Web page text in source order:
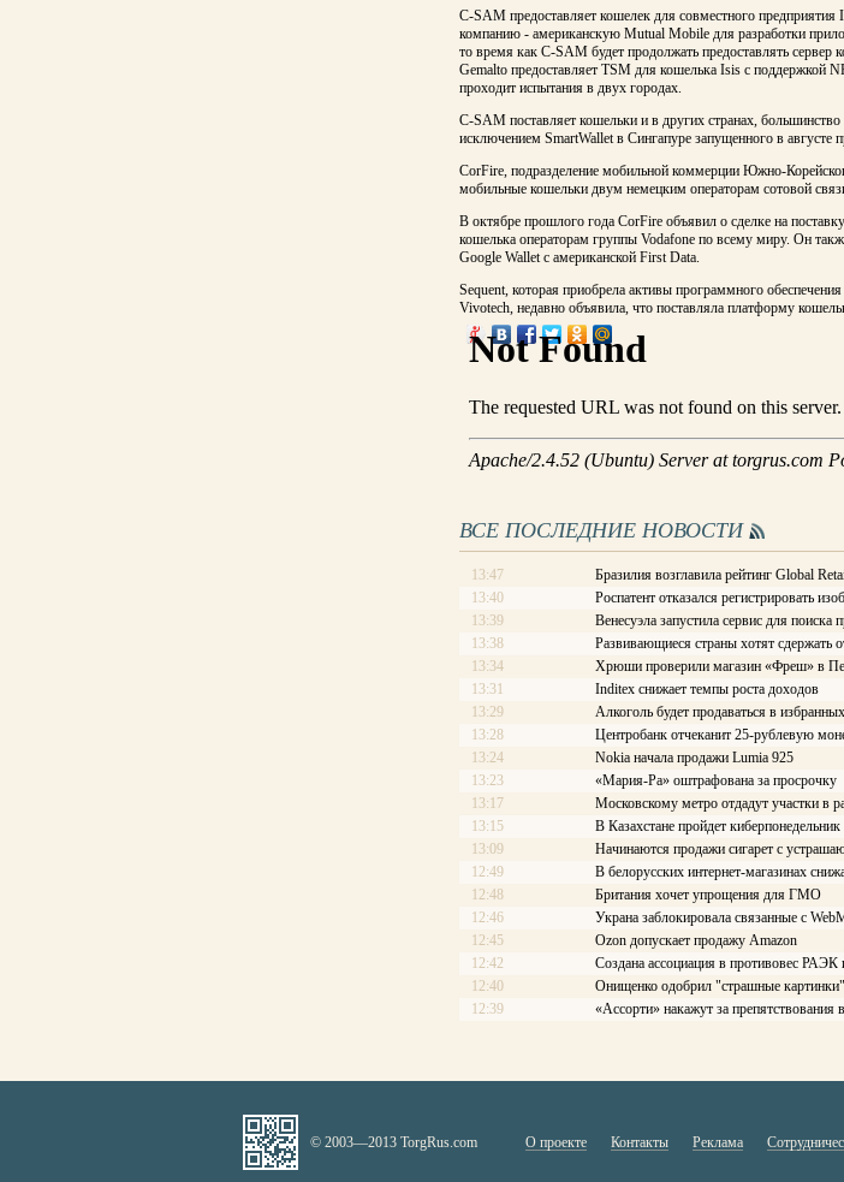
C-SAM предоставляет кошелек для совместного
компанию - американскую Mutual Mobile для разработки
то время как C-SAM будет продолжать предоставлять сервер
Gemalto предоставляет TSM для кошелька Isis с поддержкой
проходит испытания в двух городах.
C-SAM поставляет кошельки и в других странах,
исключением SmartWallet в Сингапуре запущенного в августе
CorFire, подразделение мобильной коммерции Южно-
мобильные кошельки двум немецким операторам сотовой
В октябре прошлого года CorFire объявил о сделке на
кошелька операторам группы Vodafone по всему миру. Он
Google Wallet с американской First Data.
Sequent, которая приобрела активы программного
Vivotech, недавно объявила, что поставляла платформу
ВСЕ ПОСЛЕДНИЕ НОВОСТИ
13:47
Бразилия возглавила рейтинг Global
13:40
Роспатент отказался регистрировать
13:39
Венесуэла запустила сервис для поиска
13:38
Развивающиеся страны хотят сдержать
13:34
Хрюши проверили магазин «Фреш» в
13:31
Inditex снижает темпы роста доходов
13:29
Алкоголь будет продаваться в
13:28
Центробанк отчеканит 25-рублевую
13:24
Nokia начала продажи Lumia 925
13:23
«Мария-Ра» оштрафована за просрочку
13:17
Московскому метро отдадут участки в
13:15
В Казахстане пройдет киберпонедельник
13:09
Начинаются продажи сигарет с
12:49
В белорусских интернет-магазинах
12:48
Британия хочет упрощения для ГМО
12:46
Украна заблокировала связанные с
12:45
Ozon допускает продажу Amazon
12:42
Создана ассоциация в противовес
12:40
Онищенко одобрил "страшные картинки"
12:39
«Ассорти» накажут за
© 2003—2013 TorgRus.com О проекте Контакты Реклама